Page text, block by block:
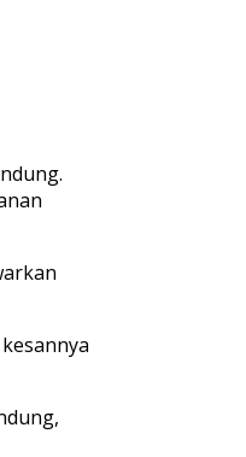
kesannya